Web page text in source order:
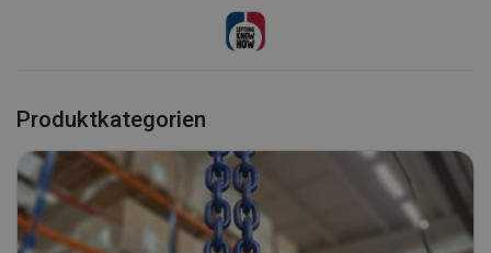
Produktkategorien